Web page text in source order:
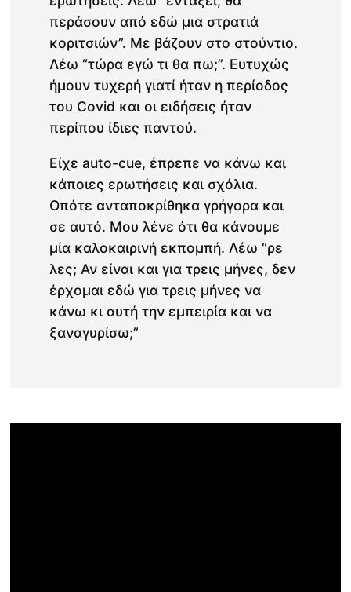
περάσουν από εδώ μια στρατιά
κοριτσιών”. Με βάζουν στο στούντιο.
Λέω “τώρα εγώ τι θα πω;”. Ευτυχώς
ήμουν τυχερή γιατί ήταν η περίοδος
του Covid και οι ειδήσεις ήταν
περίπου ίδιες παντού.
Είχε auto-cue, έπρεπε να κάνω και
κάποιες ερωτήσεις και σχόλια.
Οπότε ανταποκρίθηκα γρήγορα και
σε αυτό. Μου λένε ότι θα κάνουμε
μία καλοκαιρινή εκπομπή. Λέω “ρε
λες; Αν είναι και για τρεις μήνες, δεν
έρχομαι εδώ για τρεις μήνες να
κάνω κι αυτή την εμπειρία και να
ξαναγυρίσω;”